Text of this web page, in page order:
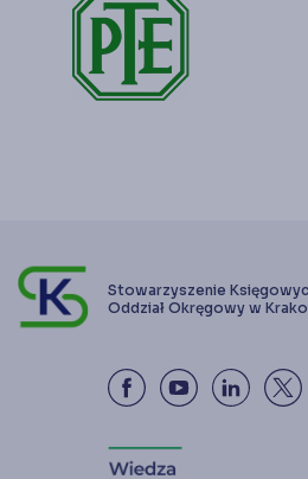
Stowarzyszenie
Oddział Okręgowy w